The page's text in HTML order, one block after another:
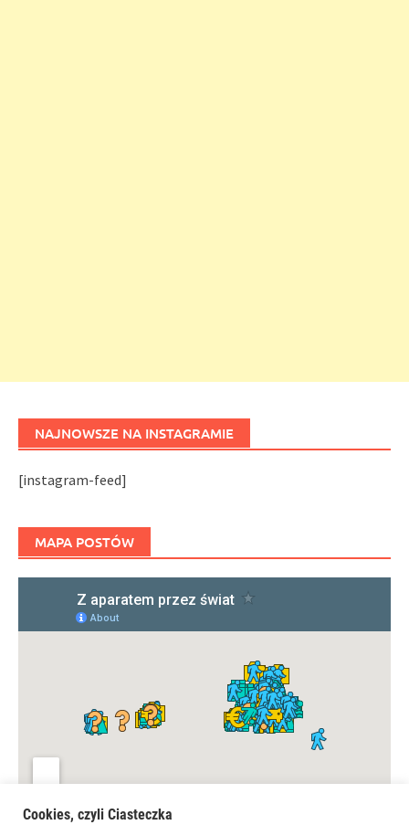
NAJNOWSZE NA INSTAGRAMIE
[instagram-feed]
MAPA POSTÓW
Cookies, czyli Ciasteczka